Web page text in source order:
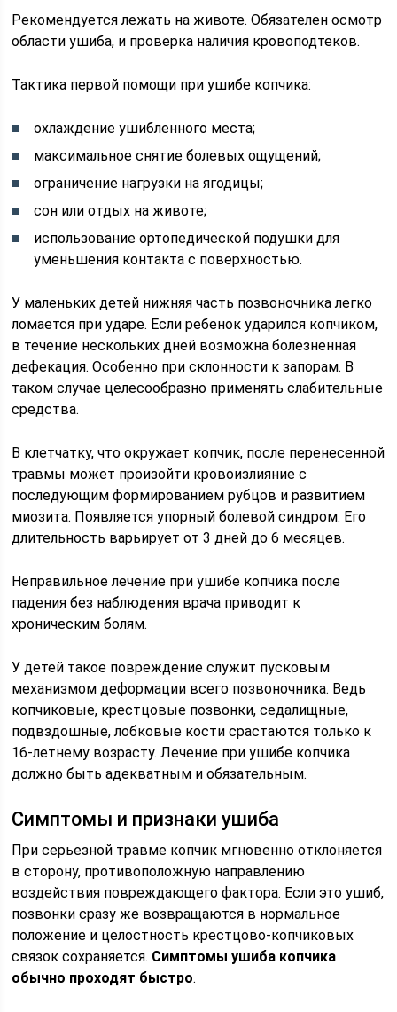
Рекомендуется лежать на животе. Обязателен осмотр
области ушиба, и проверка наличия кровоподтеков.
Тактика первой помощи при ушибе копчика:
охлаждение ушибленного места;
максимальное снятие болевых ощущений;
ограничение нагрузки на ягодицы;
сон или отдых на животе;
использование ортопедической подушки для
уменьшения контакта с поверхностью.
У маленьких детей нижняя часть позвоночника легко
ломается при ударе. Если ребенок ударился копчиком,
в течение нескольких дней возможна болезненная
дефекация. Особенно при склонности к запорам. В
таком случае целесообразно применять слабительные
средства.
В клетчатку, что окружает копчик, после перенесенной
травмы может произойти кровоизлияние с
последующим формированием рубцов и развитием
миозита. Появляется упорный болевой синдром. Его
длительность варьирует от 3 дней до 6 месяцев.
Неправильное лечение при ушибе копчика после
падения без наблюдения врача приводит к
хроническим болям.
У детей такое повреждение служит пусковым
механизмом деформации всего позвоночника. Ведь
копчиковые, крестцовые позвонки, седалищные,
подвздошные, лобковые кости срастаются только к
16-летнему возрасту. Лечение при ушибе копчика
должно быть адекватным и обязательным.
Симптомы и признаки ушиба
При серьезной травме копчик мгновенно отклоняется
в сторону, противоположную направлению
воздействия повреждающего фактора. Если это ушиб,
позвонки сразу же возвращаются в нормальное
положение и целостность крестцово-копчиковых
связок сохраняется. Симптомы ушиба копчика
обычно проходят быстро.